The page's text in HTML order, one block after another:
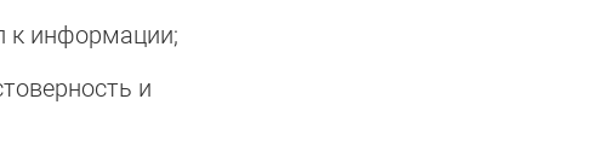
к информации;
и